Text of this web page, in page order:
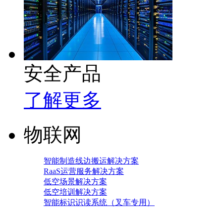
安全产品
了解更多
物联网
智能制造线边搬运解决方案
RaaS运营服务解决方案
低空场景解决方案
低空培训解决方案
智能标识识读系统（叉车专用）